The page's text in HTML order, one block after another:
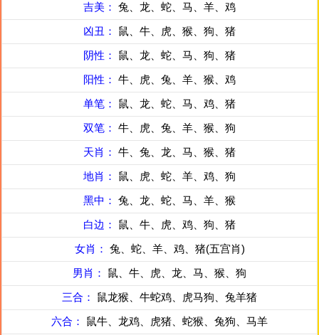
吉美： 兔、龙、蛇、马、羊、鸡
凶丑： 鼠、牛、虎、猴、狗、猪
阴性： 鼠、龙、蛇、马、狗、猪
阳性： 牛、虎、兔、羊、猴、鸡
单笔： 鼠、龙、蛇、马、鸡、猪
双笔： 牛、虎、兔、羊、猴、狗
天肖： 牛、兔、龙、马、猴、猪
地肖： 鼠、虎、蛇、羊、鸡、狗
黑中： 兔、龙、蛇、马、羊、猴
白边： 鼠、牛、虎、鸡、狗、猪
女肖： 兔、蛇、羊、鸡、猪(五宫肖)
男肖： 鼠、牛、虎、龙、马、猴、狗
三合： 鼠龙猴、牛蛇鸡、虎马狗、兔羊猪
六合： 鼠牛、龙鸡、虎猪、蛇猴、兔狗、马羊